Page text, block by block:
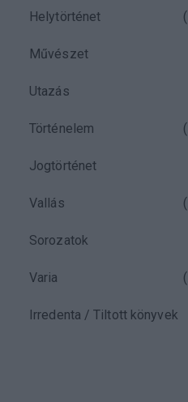
Helytörténet (
Művészet
Utazás
Történelem (
Jogtörténet
Vallás (
Sorozatok
Varia (
Irredenta / Tiltott könyvek